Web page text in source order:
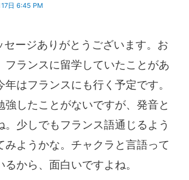
日 6:45 PM
セージありがとうございます。お
フランスに留学していたことがあ
年はフランスにも行く予定です。
強したことがないですが、発音と
。少しでもフランス語通じるよう
みようかな。チャクラと言語って
から、面白いですよね。